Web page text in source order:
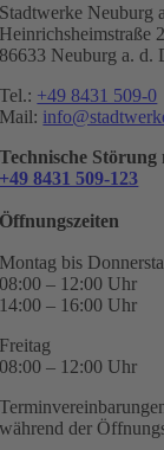
Stadtwerke Neuburg
Heinrichsheimstraße 2
86633 Neuburg a. d.
Tel.: +49 8431 509-0
Mail:
Technische Störung
+49 8431 509-123
Öffnungszeiten
Montag bis
08:00 – 12:00 Uhr
14:00 – 16:00 Uhr
Freitag
08:00 – 12:00 Uhr
während der